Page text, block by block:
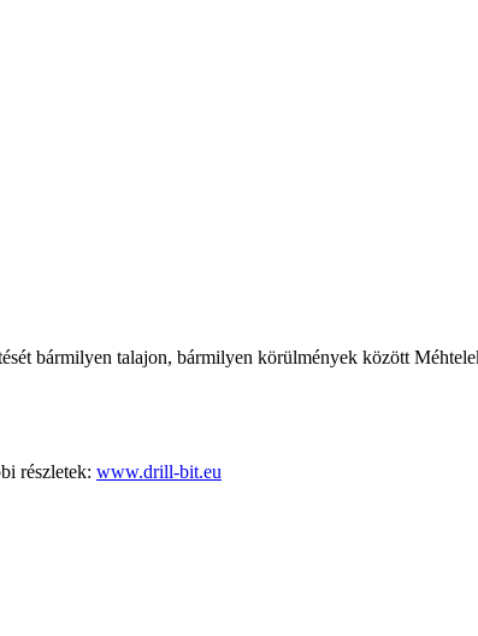
bármilyen talajon, bármilyen körülmények között
részletek: www.drill-bit.eu